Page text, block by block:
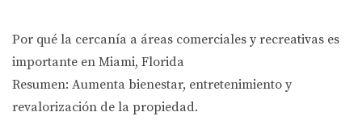
Por qué la cercanía a áreas comerciales y recreativas es
importante en Miami, Florida
Resumen: Aumenta bienestar, entretenimiento y
revalorización de la propiedad.